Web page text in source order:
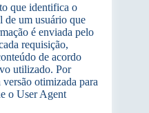
que identifica o
de um usuário que
é enviada pelo
requisição,
de acordo
utilizado. Por
otimizada para
o User Agent